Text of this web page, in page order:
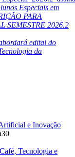
Especiais em
PARA
SEMESTRE 2026.2
edital do
da
e Inovação
Tecnologia e